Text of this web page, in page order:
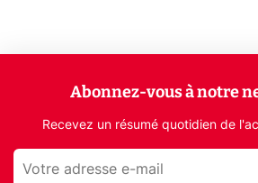
Abonnez-vous à notre
Recevez un résumé quotidien de